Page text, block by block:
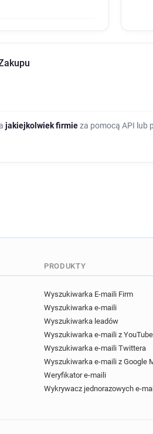
jakiejkolwiek firmieza pomocą API lub
PRODUKTY
Wyszukiwarka E-maili Firm
Wyszukiwarka e-maili
Wyszukiwarka leadów
Wyszukiwarka e-maili z YouTube
Wyszukiwarka e-maili Twittera
Wyszukiwarka e-maili z Google
Weryfikator e-maili
Wykrywacz jednorazowych e-